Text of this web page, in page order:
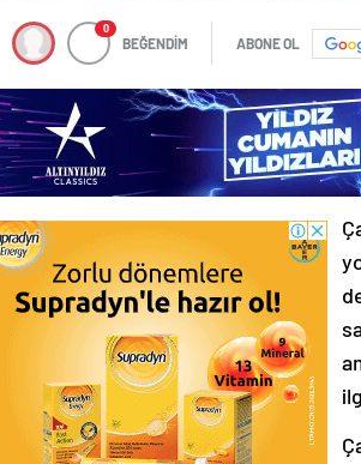
0
BEĞENDİM ABONE OL